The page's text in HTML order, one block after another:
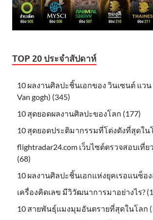
TOP 20 ประจำสัปดาห์
10 ผลงานศิลปะชิ้นเอกของ วินเซนต์ แวน
Van gogh) (345)
10 สุดยอดผลงานศิลปะของโลก (177)
10 สุดยอดประติมากรรมที่โด่งดังที่สุดใน
flightradar24.com เว็บไซต์ตรวจสอบเที่
(68)
10 ผลงานศิลปะชิ้นเอกแห่งยุคเรอแนซ็อง
เครื่องคิดเลข มีวิวัฒนาการมาอย่างไร?
10 สายพันธุ์แมงมุมอันตรายที่สุดในโลก